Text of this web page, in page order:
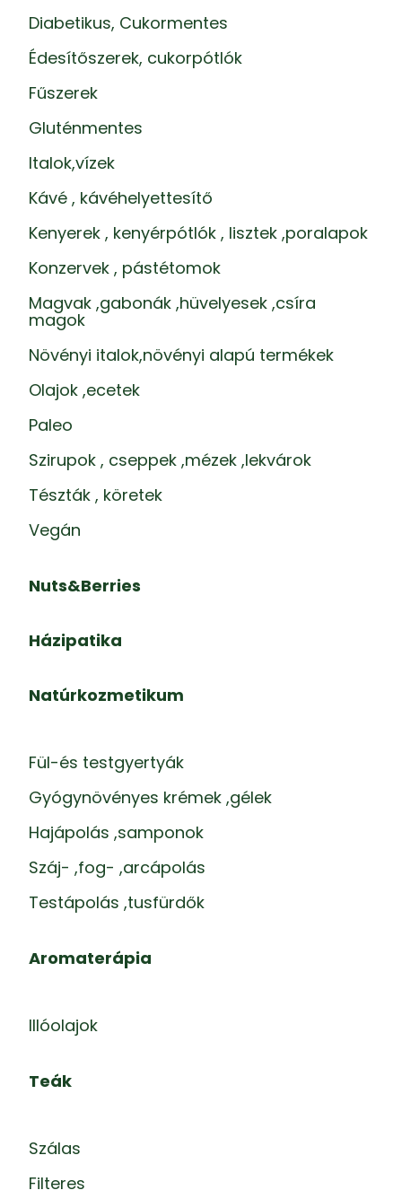
Diabetikus, Cukormentes
Édesítőszerek, cukorpótlók
Fűszerek
Gluténmentes
Italok,vízek
Kávé , kávéhelyettesítő
Kenyerek , kenyérpótlók , lisztek ,poralapok
Konzervek , pástétomok
Magvak ,gabonák ,hüvelyesek ,csíra
magok
Növényi italok,növényi alapú termékek
Olajok ,ecetek
Paleo
Szirupok , cseppek ,mézek ,lekvárok
Tészták , köretek
Vegán
Nuts&Berries
Házipatika
Natúrkozmetikum
Fül-és testgyertyák
Gyógynövényes krémek ,gélek
Hajápolás ,samponok
Száj- ,fog- ,arcápolás
Testápolás ,tusfürdők
Aromaterápia
Illóolajok
Teák
Szálas
Filteres